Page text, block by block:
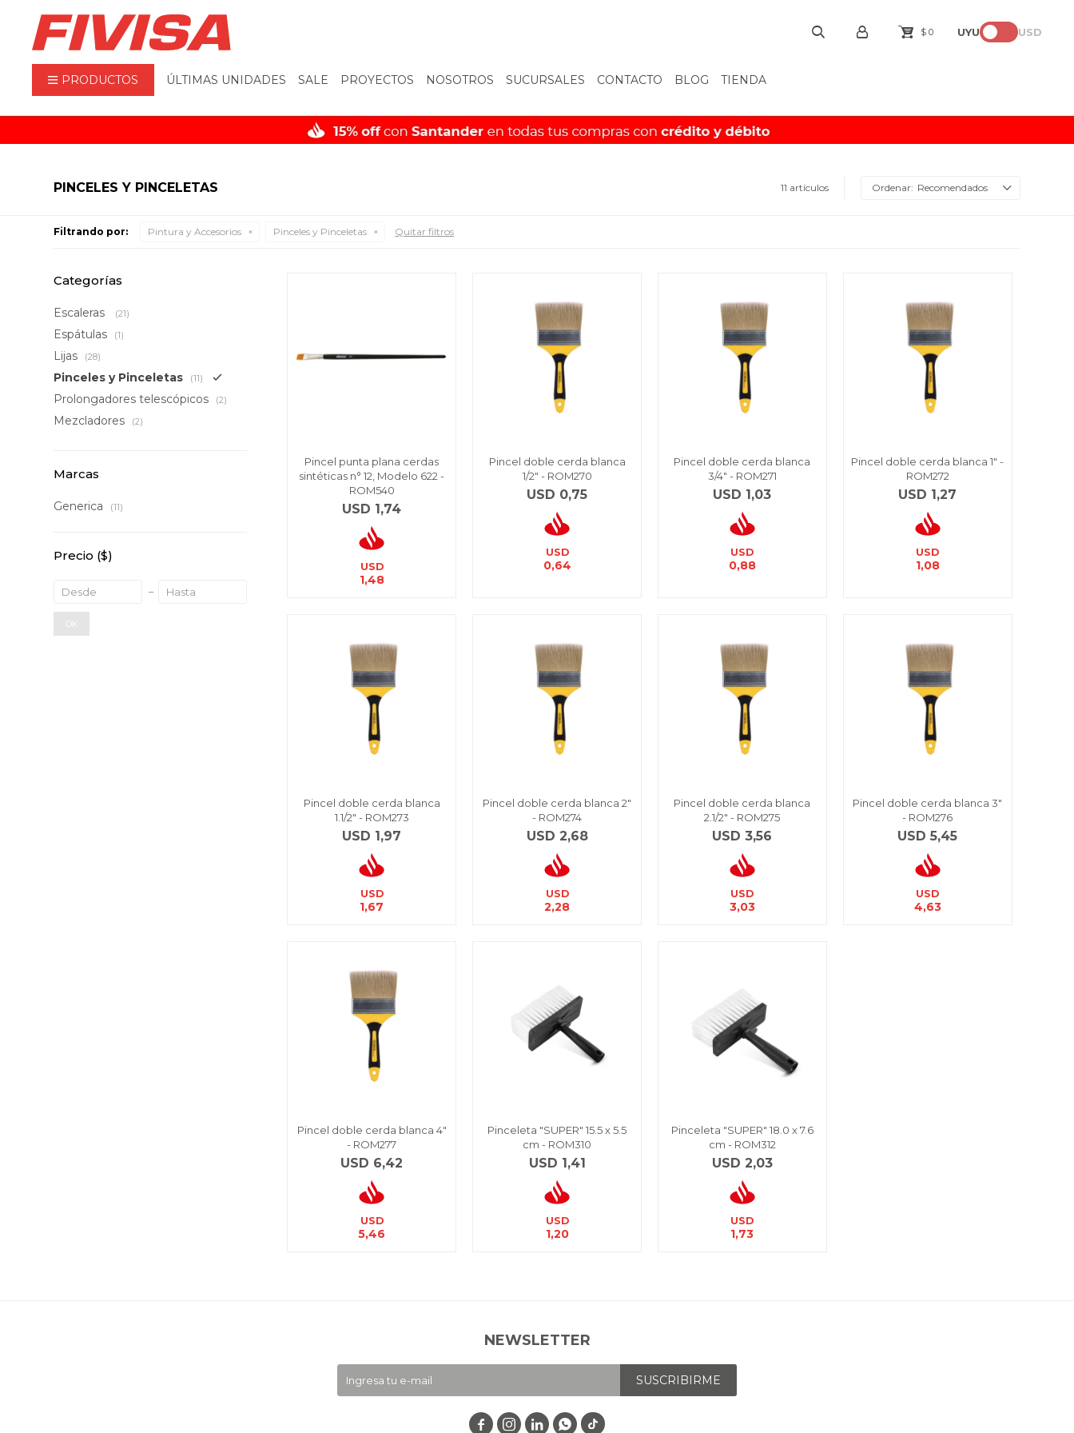
PRODUCTOS ÚLTIMAS UNIDADES SALE PROYECTOS NOSOTROS SUCURSALES CONTACTO BLOG TIENDA
$ 0 UYU USD
PINCELES Y PINCELETAS 11 artículos Recomendados
Filtrando por: Pintura y Accesorios Pinceles y Pinceletas Quitar filtros
Pincel punta plana cerdas
sintéticas n° 12, Modelo 622 -
ROM540
USD 1,74
USD
1,48
Pincel doble cerda blanca
1/2" - ROM270
USD 0,75
USD
0,64
Pincel doble cerda blanca
3/4" - ROM271
USD 1,03
USD
0,88
Pincel doble cerda blanca 1" -
ROM272
USD 1,27
USD
1,08
Pincel doble cerda blanca
1.1/2" - ROM273
USD 1,97
USD
1,67
Pincel doble cerda blanca 2"
- ROM274
USD 2,68
USD
2,28
Pincel doble cerda blanca
2.1/2" - ROM275
USD 3,56
USD
3,03
Pincel doble cerda blanca 3"
- ROM276
USD 5,45
USD
4,63
Pincel doble cerda blanca 4"
- ROM277
USD 6,42
USD
5,46
Pinceleta "SUPER" 15.5 x 5.5
cm - ROM310
USD 1,41
USD
1,20
Pinceleta "SUPER" 18.0 x 7.6
cm - ROM312
USD 2,03
USD
1,73
Categorías
Escaleras (21)
Espátulas (1)
Lijas (28)
Pinceles y Pinceletas (11)
Prolongadores telescópicos (2)
Mezcladores (2)
Marcas
Generica (11)
Precio ($)
OK
NEWSLETTER
SUSCRIBIRME
   